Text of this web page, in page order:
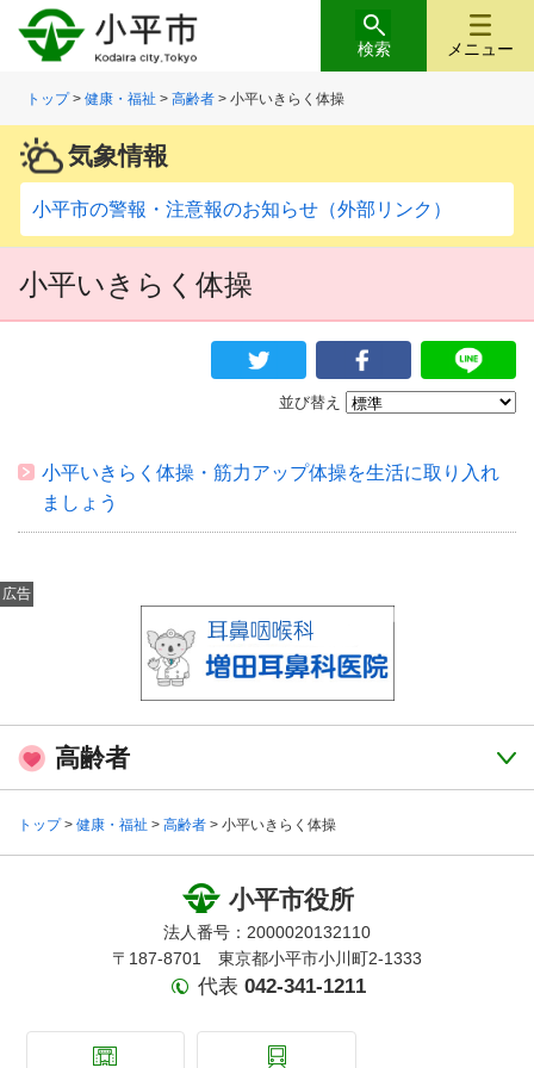
メニュー
検索
トップ>健康・福祉 >高齢者 > 小平いきらく体操
気象情報
小平市の警報・注意報のお知らせ（外部リンク）
小平いきらく体操
並び替え
小平いきらく体操・筋力アップ体操を生活に取り入れ
ましょう
広告
高齢者
トップ> 健康・福祉 > 高齢者 > 小平いきらく体操
小平市役所
法人番号：2000020132110
〒187-8701 東京都小平市小川町2-1333
代表 042-341-1211